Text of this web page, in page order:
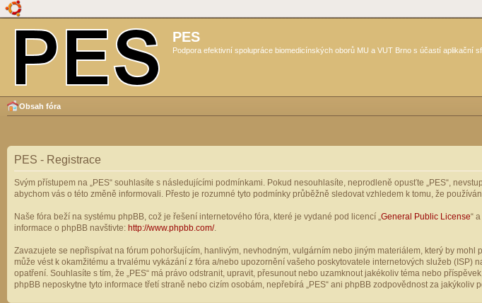
PES
Podpora efektivní spolupráce biomedicínských oborů MU a VUT Brno s účastí aplikační
Obsah fóra
PES - Registrace
Svým přístupem na „PES“ souhlasíte s následujícími podmínkami. Pokud nesouhlasíte, neprodleně opusťte „PES“,
abychom vás o této změně informovali. Přesto je rozumné tyto podmínky průběžně sledovat vzhledem k tomu, že
Naše fóra beží na systému phpBB, což je řešení internetového fóra, které je vydané pod licencí „ General Public License“
informace o phpBB navštivte: http://www.phpbb.com/.
Zavazujete se nepřispívat na fórum pohoršujícím, hanlivým, nevhodným, vulgárním nebo jiným materiálem, který by
může vést k okamžitému a trvalému vykázání z fóra a/nebo upozornění vašeho poskytovatele internetových služeb
opatření. Souhlasíte s tím, že „PES“ má právo odstranit, upravit, přesunout nebo uzamknout jakékoliv téma nebo
phpBB neposkytne tyto informace třetí straně nebo cizím osobám, nepřebírá „PES“ ani phpBB zodpovědnost za jakýkoliv